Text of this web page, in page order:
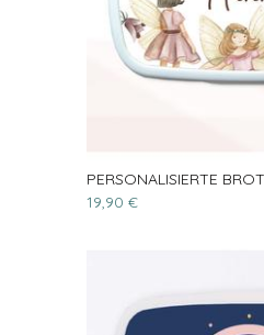
PERSONALISIERTE
19,90 €